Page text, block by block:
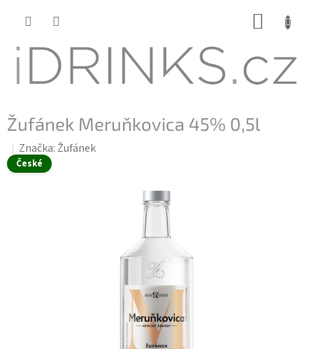
Žufánek Meruňkovica 45% 0,5l
České
Značka: Žufánek